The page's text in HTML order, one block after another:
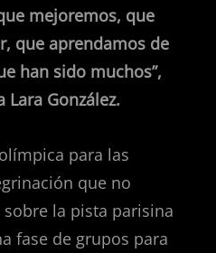
mejoremos, que
que aprendamos de
han sido muchos”,
Lara González.
para las
que no
la pista parisina
fase de grupos para